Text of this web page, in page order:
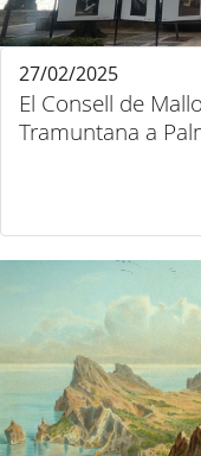
El Consell de
Tramuntana a
27/02/2025